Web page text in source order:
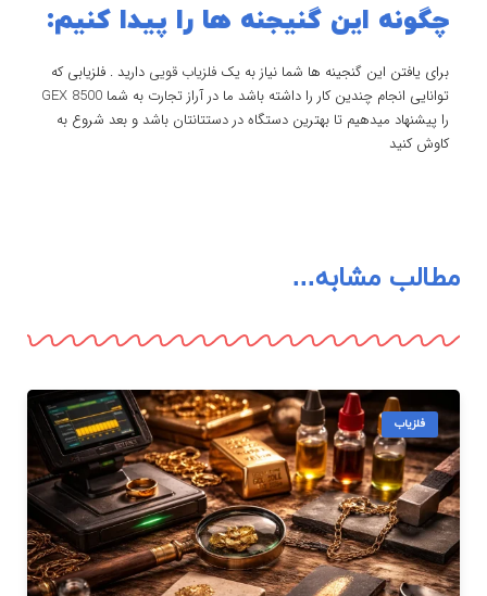
چگونه این گنیجنه ها را پیدا کنیم:
برای یافتن این گنجینه ها شما نیاز به یک فلزیاب قویی دارید . فلزیابی که
توانایی انجام چندین کار را داشته باشد ما در آراز تجارت به شما GEX 8500
را پیشنهاد میدهیم تا بهترین دستگاه در دستتانتان باشد و بعد شروع به
کاوش کنید
مطالب مشابه...
فلزیاب